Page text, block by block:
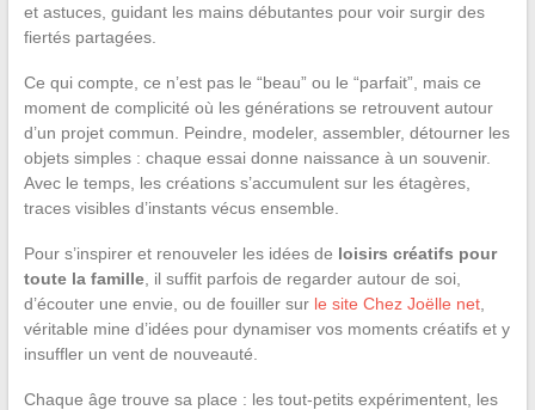
et astuces, guidant les mains débutantes pour voir surgir des
fiertés partagées.
Ce qui compte, ce n’est pas le “beau” ou le “parfait”, mais ce
moment de complicité où les générations se retrouvent autour
d’un projet commun. Peindre, modeler, assembler, détourner les
objets simples : chaque essai donne naissance à un souvenir.
Avec le temps, les créations s’accumulent sur les étagères,
traces visibles d’instants vécus ensemble.
Pour s’inspirer et renouveler les idées de loisirs créatifs pour
toute la famille, il suffit parfois de regarder autour de soi,
d’écouter une envie, ou de fouiller sur le site Chez Joëlle net,
véritable mine d’idées pour dynamiser vos moments créatifs et y
insuffler un vent de nouveauté.
Chaque âge trouve sa place : les tout-petits expérimentent, les